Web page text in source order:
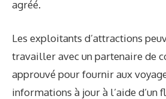
agréé.
Les exploitants d’attractions
travailler avec un partenaire de
approuvé pour fournir aux
informations à jour à l’aide d’un